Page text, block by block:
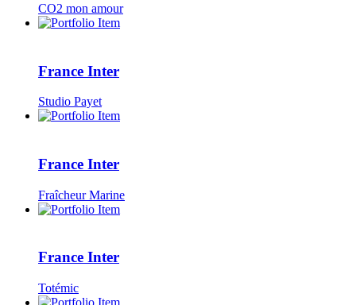
CO2 mon amour
France Inter
Studio Payet
France Inter
Fraîcheur Marine
France Inter
Totémic